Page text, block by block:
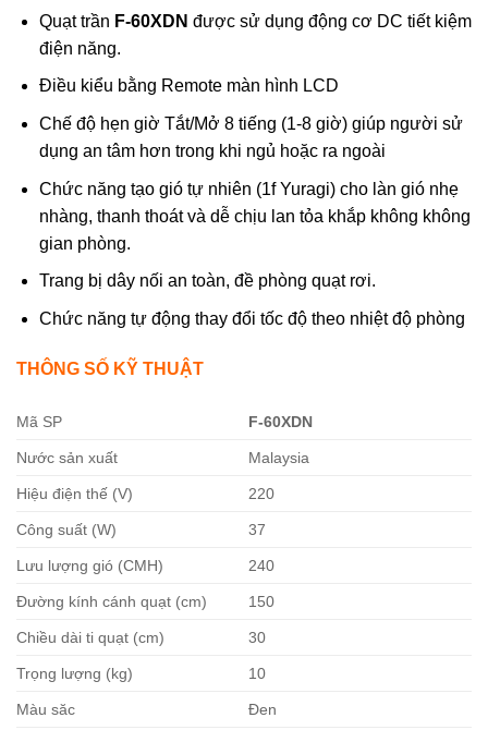
Quạt trần F-60XDN được sử dụng động cơ DC tiết kiệm
điện năng.
Điều kiểu bằng Remote màn hình LCD
Chế độ hẹn giờ Tắt/Mở 8 tiếng (1-8 giờ) giúp người sử
dụng an tâm hơn trong khi ngủ hoặc ra ngoài
Chức năng tạo gió tự nhiên (1f Yuragi) cho làn gió nhẹ
nhàng, thanh thoát và dễ chịu lan tỏa khắp không không
gian phòng.
Trang bị dây nối an toàn, đề phòng quạt rơi.
Chức năng tự động thay đổi tốc độ theo nhiệt độ phòng
THÔNG SỐ KỸ THUẬT
Mã SP F-60XDN
Nước sản xuất Malaysia
Hiệu điện thế (V) 220
Công suất (W) 37
Lưu lượng gió (CMH) 240
Đường kính cánh quạt (cm) 150
Chiều dài ti quạt (cm) 30
Trọng lượng (kg) 10
Màu săc Đen